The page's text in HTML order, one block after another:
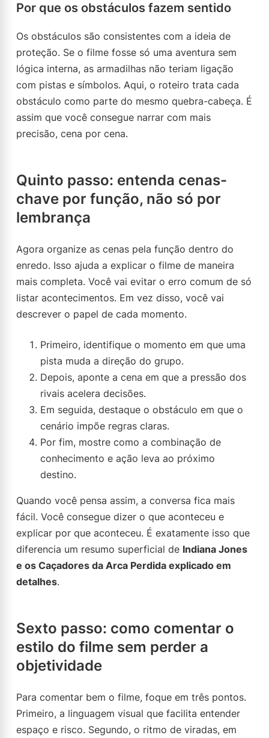
Por que os obstáculos fazem sentido
Os obstáculos são consistentes com a ideia de
proteção. Se o filme fosse só uma aventura sem
lógica interna, as armadilhas não teriam ligação
com pistas e símbolos. Aqui, o roteiro trata cada
obstáculo como parte do mesmo quebra-cabeça. É
assim que você consegue narrar com mais
precisão, cena por cena.
Quinto passo: entenda cenas-
chave por função, não só por
lembrança
Agora organize as cenas pela função dentro do
enredo. Isso ajuda a explicar o filme de maneira
mais completa. Você vai evitar o erro comum de só
listar acontecimentos. Em vez disso, você vai
descrever o papel de cada momento.
Primeiro, identifique o momento em que uma
pista muda a direção do grupo.
Depois, aponte a cena em que a pressão dos
rivais acelera decisões.
Em seguida, destaque o obstáculo em que o
cenário impõe regras claras.
Por fim, mostre como a combinação de
conhecimento e ação leva ao próximo
destino.
Quando você pensa assim, a conversa fica mais
fácil. Você consegue dizer o que aconteceu e
explicar por que aconteceu. É exatamente isso que
diferencia um resumo superficial de Indiana Jones
e os Caçadores da Arca Perdida explicado em
detalhes.
Sexto passo: como comentar o
estilo do filme sem perder a
objetividade
Para comentar bem o filme, foque em três pontos.
Primeiro, a linguagem visual que facilita entender
espaço e risco. Segundo, o ritmo de viradas, em